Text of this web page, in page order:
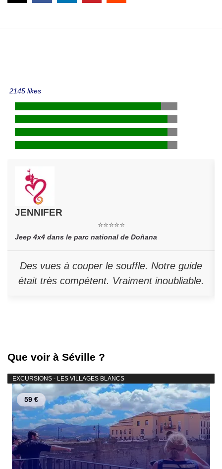
2145 likes
JENNIFER
⭐⭐⭐⭐⭐
Jeep 4x4 dans le parc national de Doñana
Des vues à couper le souffle. Notre guide
était très compétent. Vraiment inoubliable.
Que voir à Séville ?
EXCURSIONS - LES VILLAGES BLANCS
59 €